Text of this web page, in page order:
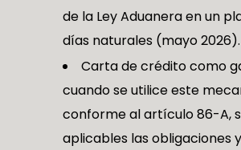
de la Ley Aduanera en un
días naturales (mayo 2026).
Carta de crédito como
cuando se utilice este
conforme al artículo 86-A,
aplicables las obligaciones